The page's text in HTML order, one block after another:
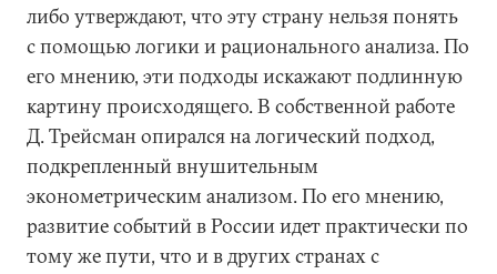
либо утверждают, что эту страну нельзя понять
с помощью логики и рационального анализа. По
его мнению, эти подходы искажают подлинную
картину происходящего. В собственной работе
Д. Трейсман опирался на логический подход,
подкрепленный внушительным
эконометрическим анализом. По его мнению,
развитие событий в России идет практически по
тому же пути, что и в других странах с